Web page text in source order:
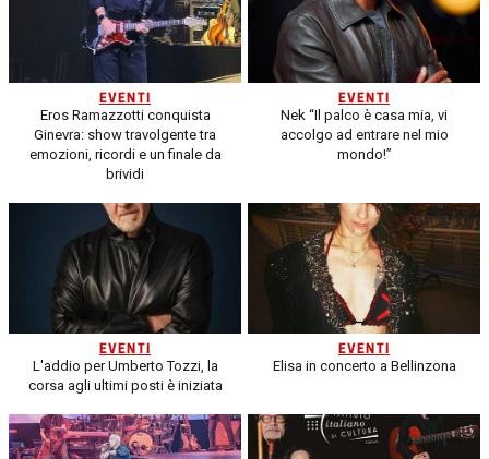
EVENTI
Eros Ramazzotti conquista
Ginevra: show travolgente tra
emozioni, ricordi e un finale da
brividi
EVENTI
Nek “Il palco è casa mia, vi
accolgo ad entrare nel mio
mondo!”
EVENTI
L'addio per Umberto Tozzi, la
corsa agli ultimi posti è iniziata
EVENTI
Elisa in concerto a Bellinzona